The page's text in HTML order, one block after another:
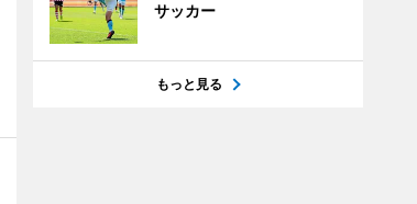
サッカー
もっと見る